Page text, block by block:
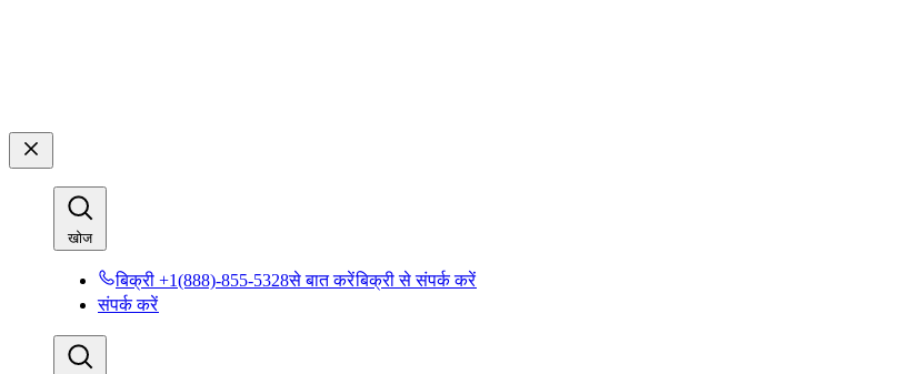
खोज​​
बिक्री +1(888)-855-5328से बात करें​​बिक्री से संपर्क करें​​
संपर्क करें​​